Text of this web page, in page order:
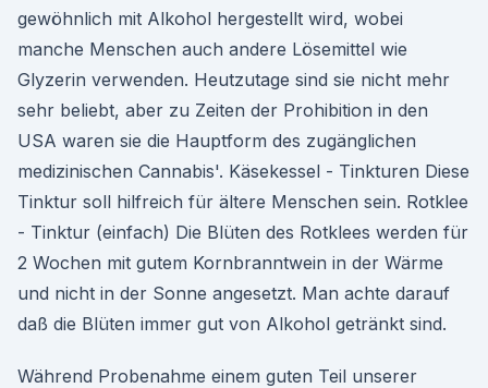
gewöhnlich mit Alkohol hergestellt wird, wobei
manche Menschen auch andere Lösemittel wie
Glyzerin verwenden. Heutzutage sind sie nicht mehr
sehr beliebt, aber zu Zeiten der Prohibition in den
USA waren sie die Hauptform des zugänglichen
medizinischen Cannabis'. Käsekessel - Tinkturen Diese
Tinktur soll hilfreich für ältere Menschen sein. Rotklee
- Tinktur (einfach) Die Blüten des Rotklees werden für
2 Wochen mit gutem Kornbranntwein in der Wärme
und nicht in der Sonne angesetzt. Man achte darauf
daß die Blüten immer gut von Alkohol getränkt sind.
Während Probenahme einem guten Teil unserer